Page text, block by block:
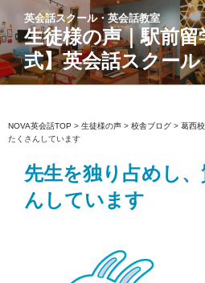
ン
テ
ン
ツ
ス
キ
英会話スクール・英会話教室
生徒様の声｜駅前留
式】英会話スクー
NOVA英会話TOP > 生徒様の声 > 校舎ブログ > 葛西校
たくさんしています
先生を独り占めし
んしています